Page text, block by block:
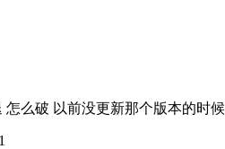
怎么破 以前没更新那个版本的时